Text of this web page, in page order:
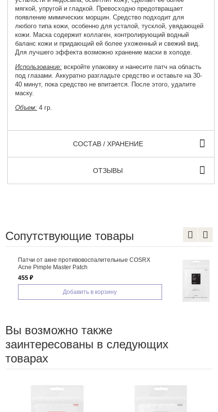
мягкой, упругой и гладкой. Превосходно предотвращает
появление мимических морщин. Средство подходит для
любого типа кожи, особенно для усталой, тусклой, увядающей
кожи. Маска содержит коллаген, контролирующий водный
баланс кожи и придающий ей более ухоженный и свежий вид.
Для лучшего эффекта возможно хранение маски в холоде.
Использование: вскройте упаковку и нанесите патч на область
под глазами. Аккуратно разгладьте средство и оставьте на 30-
40 минут, пока средство не впитается. После этого, удалите
маску.
Объем: 4 гр.
СОСТАВ / ХРАНЕНИЕ
ОТЗЫВЫ
Сопутствующие товары
Патчи от акне маскирующие COSRX Clear Fit
Master Patch
Вы возможно также
заинтересованы в следующих
товарах